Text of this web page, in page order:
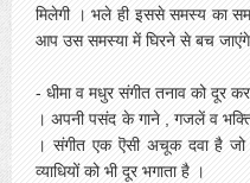
मिलेगी । भले ही इससे समस्य का
आप उस समस्या में घिरने से बच
- धीमा व मधुर संगीत तनाव को दूर
। अपनी पसंद के गाने , गजलें व
। संगीत एक ऎसी अचूक दवा है
व्याधियों को भी दूर भगाता है ।